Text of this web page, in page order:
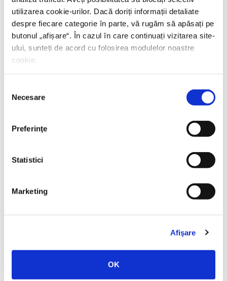
utilizarea cookie-urilor. Dacă doriți informații detaliate
despre fiecare categorie în parte, vă rugăm să apăsați pe
butonul „ afișare“. În cazul în care continuați vizitarea site-
ului, sunteți de acord cu folosirea modulelor noastre
cookie.
consimțământului
Necesare
Preferinţe
Statistici
Marketing
Afişare
OK
Thierry Wolton, Lumea noastră orwelliană